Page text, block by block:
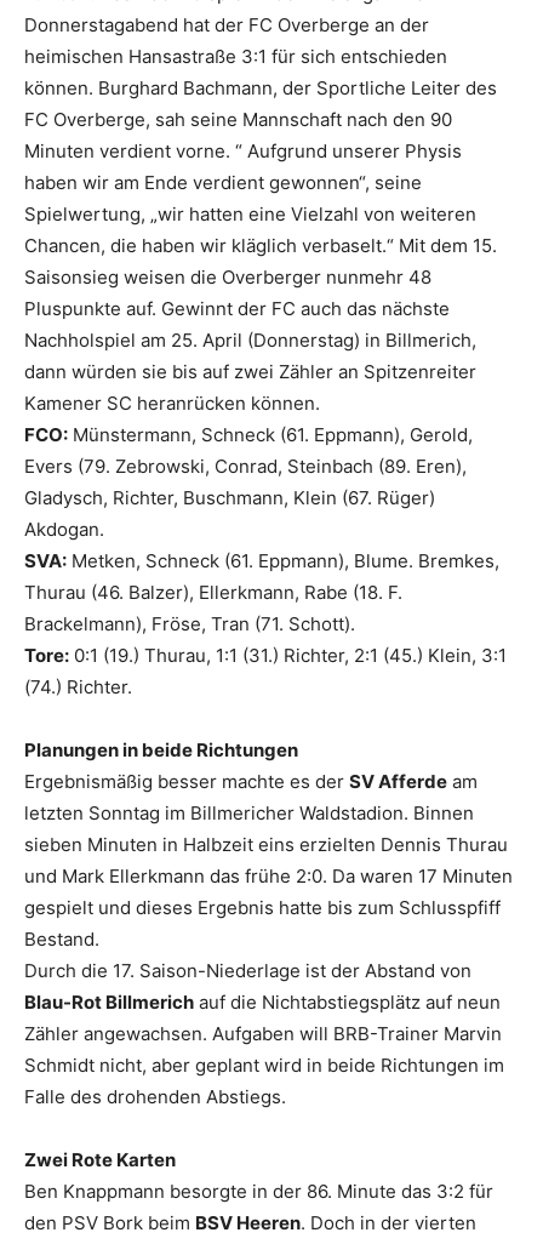
Donnerstagabend hat der FC Overberge an der
heimischen Hansastraße 3:1 für sich entschieden
können. Burghard Bachmann, der Sportliche Leiter des
FC Overberge, sah seine Mannschaft nach den 90
Minuten verdient vorne. “ Aufgrund unserer Physis
haben wir am Ende verdient gewonnen“, seine
Spielwertung, „wir hatten eine Vielzahl von weiteren
Chancen, die haben wir kläglich verbaselt.“ Mit dem 15.
Saisonsieg weisen die Overberger nunmehr 48
Pluspunkte auf. Gewinnt der FC auch das nächste
Nachholspiel am 25. April (Donnerstag) in Billmerich,
dann würden sie bis auf zwei Zähler an Spitzenreiter
Kamener SC heranrücken können.
FCO: Münstermann, Schneck (61. Eppmann), Gerold,
Evers (79. Zebrowski, Conrad, Steinbach (89. Eren),
Gladysch, Richter, Buschmann, Klein (67. Rüger)
Akdogan.
SVA: Metken, Schneck (61. Eppmann), Blume. Bremkes,
Thurau (46. Balzer), Ellerkmann, Rabe (18. F.
Brackelmann), Fröse, Tran (71. Schott).
Tore: 0:1 (19.) Thurau, 1:1 (31.) Richter, 2:1 (45.) Klein, 3:1
(74.) Richter.
Planungen in beide Richtungen
Ergebnismäßig besser machte es der SV Afferde am
letzten Sonntag im Billmericher Waldstadion. Binnen
sieben Minuten in Halbzeit eins erzielten Dennis Thurau
und Mark Ellerkmann das frühe 2:0. Da waren 17 Minuten
gespielt und dieses Ergebnis hatte bis zum Schlusspfiff
Bestand.
Durch die 17. Saison-Niederlage ist der Abstand von
Blau-Rot Billmerich auf die Nichtabstiegsplätz auf neun
Zähler angewachsen. Aufgaben will BRB-Trainer Marvin
Schmidt nicht, aber geplant wird in beide Richtungen im
Falle des drohenden Abstiegs.
Zwei Rote Karten
Ben Knappmann besorgte in der 86. Minute das 3:2 für
den PSV Bork beim BSV Heeren. Doch in der vierten